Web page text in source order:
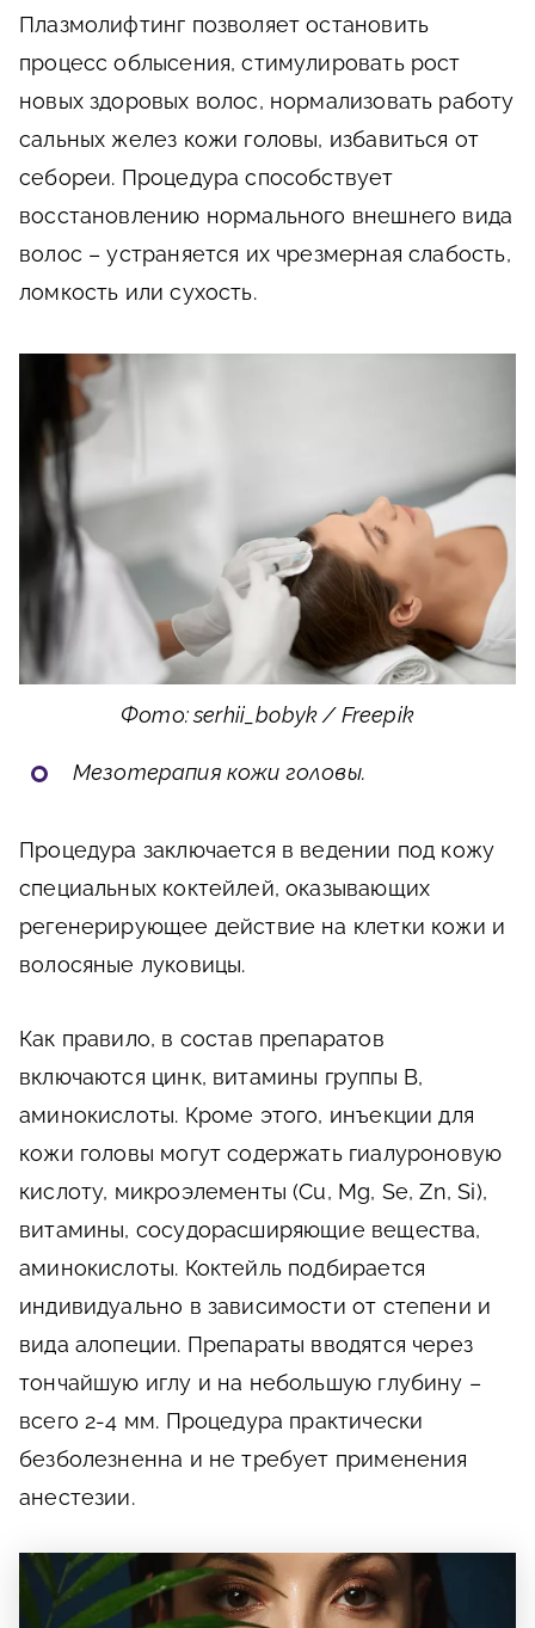
Плазмолифтинг позволяет остановить
процесс облысения, стимулировать рост
новых здоровых волос, нормализовать работу
сальных желез кожи головы, избавиться от
себореи. Процедура способствует
восстановлению нормального внешнего вида
волос – устраняется их чрезмерная слабость,
ломкость или сухость.
Фото: serhii_bobyk / Freepik
Мезотерапия кожи головы.
Процедура заключается в ведении под кожу
специальных коктейлей, оказывающих
регенерирующее действие на клетки кожи и
волосяные луковицы.
Как правило, в состав препаратов
включаются цинк, витамины группы В,
аминокислоты. Кроме этого, инъекции для
кожи головы могут содержать гиалуроновую
кислоту, микроэлементы (Cu, Mg, Se, Zn, Si),
витамины, сосудорасширяющие вещества,
аминокислоты. Коктейль подбирается
индивидуально в зависимости от степени и
вида алопеции. Препараты вводятся через
тончайшую иглу и на небольшую глубину –
всего 2-4 мм. Процедура практически
безболезненна и не требует применения
анестезии.